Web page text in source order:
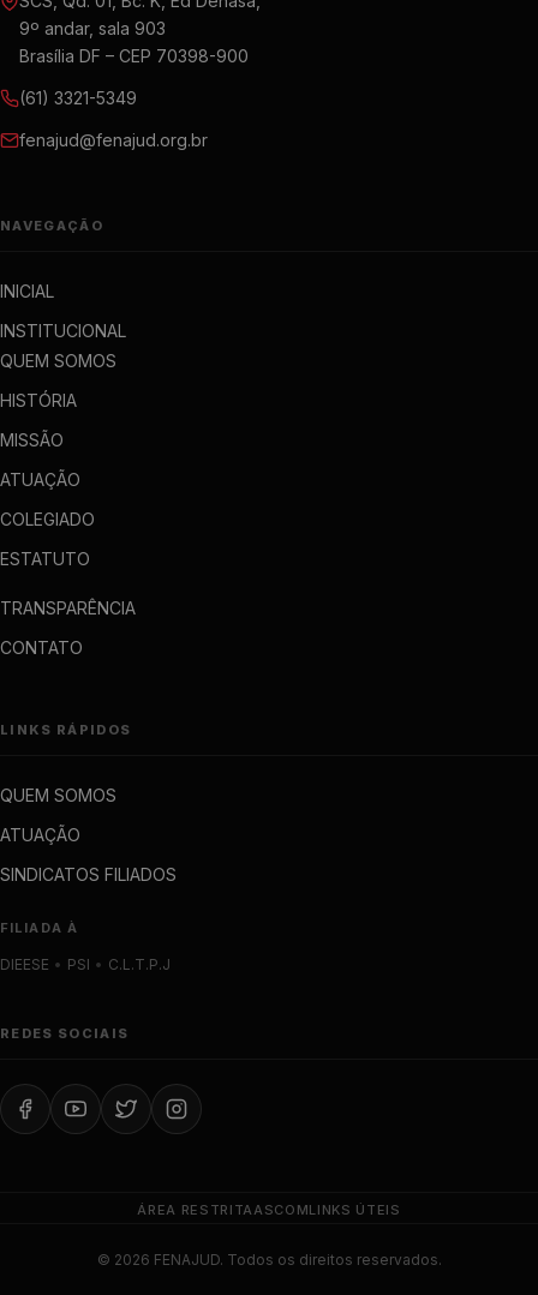
9º andar, sala 903
Brasília DF – CEP 70398-900
(61) 3321-5349
fenajud@fenajud.org.br
NAVEGAÇÃO
INICIAL
INSTITUCIONAL
QUEM SOMOS
HISTÓRIA
MISSÃO
ATUAÇÃO
COLEGIADO
ESTATUTO
TRANSPARÊNCIA
CONTATO
LINKS RÁPIDOS
QUEM SOMOS
ATUAÇÃO
SINDICATOS FILIADOS
FILIADA À
DIEESE • PSI • C.L.T.P.J
REDES SOCIAIS
ÁREA RESTRITA ASCOMLINKS ÚTEIS
© 2026 FENAJUD. Todos os direitos reservados.